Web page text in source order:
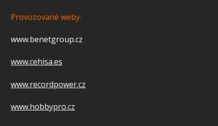
Provozované weby:
www.benetgroup.cz
www.cehisa.es
www.recordpower.cz
www.hobbypro.cz